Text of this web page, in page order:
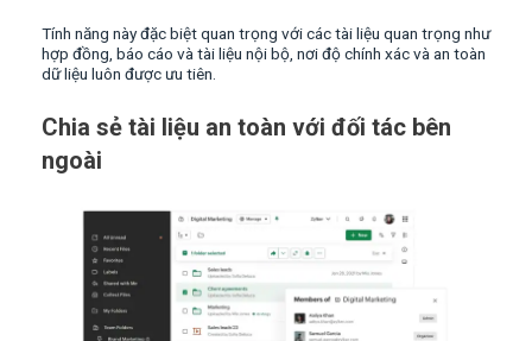
Tính năng này đặc biệt quan trọng với các tài liệu quan trọng như
hợp đồng, báo cáo và tài liệu nội bộ, nơi độ chính xác và an toàn
dữ liệu luôn được ưu tiên.
Chia sẻ tài liệu an toàn với đối tác bên
ngoài